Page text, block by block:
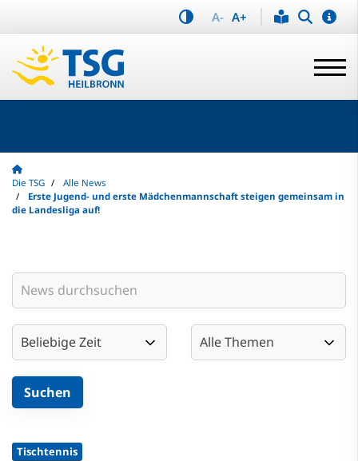
A- A+
Die TSG
Alle News
Erste Jugend- und erste Mädchenmannschaft steigen gemeinsam in
die Landesliga auf!
Tischtennis